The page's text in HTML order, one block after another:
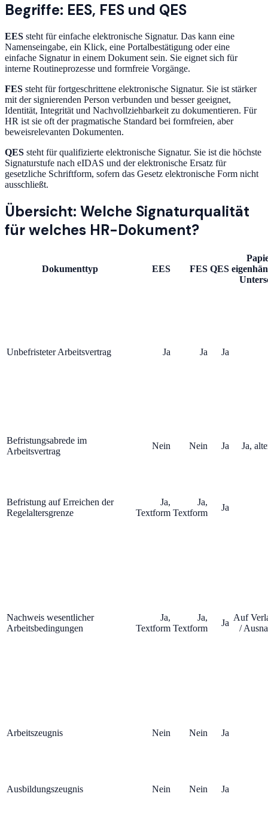
Begriffe: EES, FES und QES
EES steht für einfache elektronische Signatur. Das kann eine
Namenseingabe, ein Klick, eine Portalbestätigung oder eine
einfache Signatur in einem Dokument sein. Sie eignet sich für
interne Routineprozesse und formfreie Vorgänge.
FES steht für fortgeschrittene elektronische Signatur. Sie ist stärker
mit der signierenden Person verbunden und besser geeignet,
Identität, Integrität und Nachvollziehbarkeit zu dokumentieren. Für
HR ist sie oft der pragmatische Standard bei formfreien, aber
beweisrelevanten Dokumenten.
QES steht für qualifizierte elektronische Signatur. Sie ist die höchste
Signaturstufe nach eIDAS und der elektronische Ersatz für
gesetzliche Schriftform, sofern das Gesetz elektronische Form nicht
ausschließt.
Übersicht: Welche Signaturqualität
für welches HR-Dokument?
Dokumenttyp EES FES QES
Unbefristeter Arbeitsvertrag Ja Ja Ja
Befristungsabrede im
Arbeitsvertrag
Nein Nein Ja Ja,
Befristung auf Erreichen der
Regelaltersgrenze
Ja,
Textform
Ja,
Textform
Ja
Nachweis wesentlicher
Arbeitsbedingungen
Ja,
Textform
Ja,
Textform
Ja
Auf
/
Arbeitszeugnis Nein Nein Ja
Ausbildungszeugnis Nein Nein Ja